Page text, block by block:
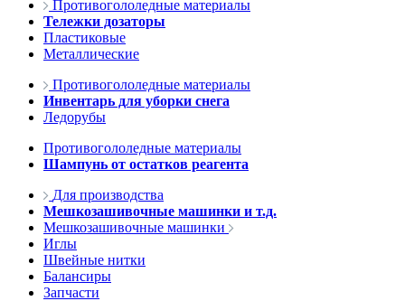
Противогололедные материалы
Тележки дозаторы
Пластиковые
Металлические
Противогололедные материалы
Инвентарь для уборки снега
Ледорубы
Противогололедные материалы
Шампунь от остатков реагента
Для производства
Мешкозашивочные машинки и т.д.
Мешкозашивочные машинки
Иглы
Швейные нитки
Балансиры
Запчасти